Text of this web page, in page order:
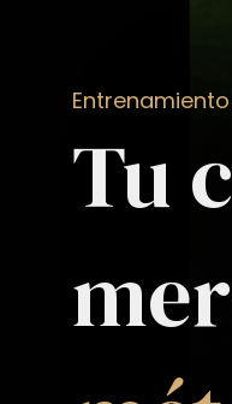
Entrenamiento
Tu